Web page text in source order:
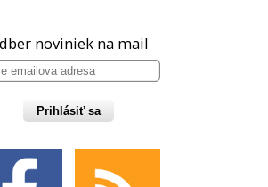
noviniek na mail
Prihlásiť sa